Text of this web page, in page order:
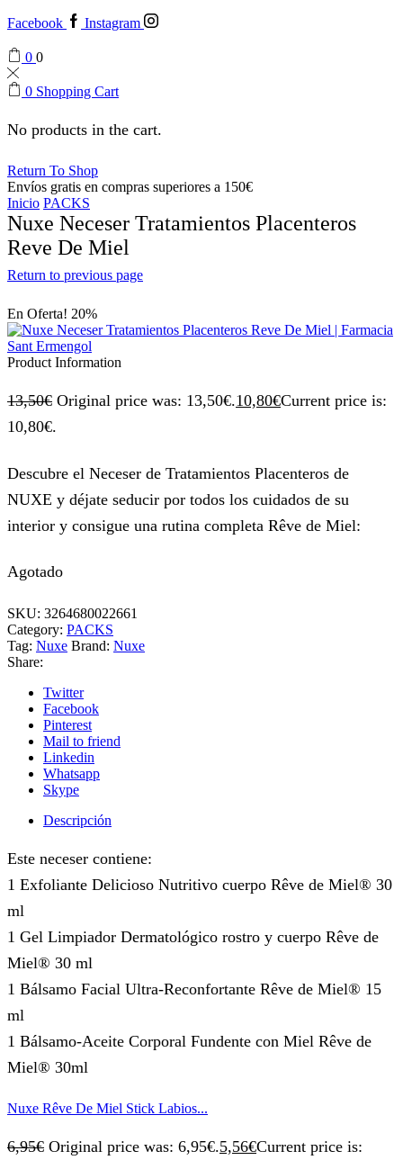
Facebook Instagram
0 0
0 Shopping Cart
No products in the cart.
Return To Shop
Envíos gratis en compras superiores a 150€
Inicio PACKS
Nuxe Neceser Tratamientos Placenteros
Reve De Miel
Return to previous page
En Oferta! 20%
Product Information
13,50€ Original price was: 13,50€.10,80€Current price is:
10,80€.
Descubre el Neceser de Tratamientos Placenteros de
NUXE y déjate seducir por todos los cuidados de su
interior y consigue una rutina completa Rêve de Miel:
Agotado
SKU: 3264680022661
Category: PACKS
Tag: Nuxe Brand: Nuxe
Share:
Twitter
Facebook
Pinterest
Mail to friend
Linkedin
Whatsapp
Skype
Descripción
Este neceser contiene:
1 Exfoliante Delicioso Nutritivo cuerpo Rêve de Miel® 30
ml
1 Gel Limpiador Dermatológico rostro y cuerpo Rêve de
Miel® 30 ml
1 Bálsamo Facial Ultra-Reconfortante Rêve de Miel® 15
ml
1 Bálsamo-Aceite Corporal Fundente con Miel Rêve de
Miel® 30ml
Nuxe Rêve De Miel Stick Labios...
6,95€ Original price was: 6,95€.5,56€Current price is: